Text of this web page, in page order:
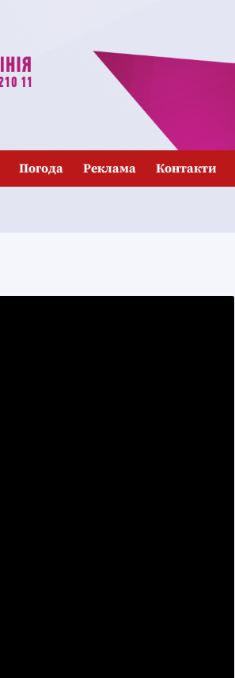
Погода Реклама Контакти